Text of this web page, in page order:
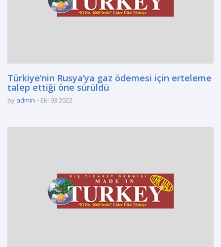
Türkiye’nin Rusya’ya gaz ödemesi için erteleme
talep ettiği öne sürüldü
by admin Eki 03 2022